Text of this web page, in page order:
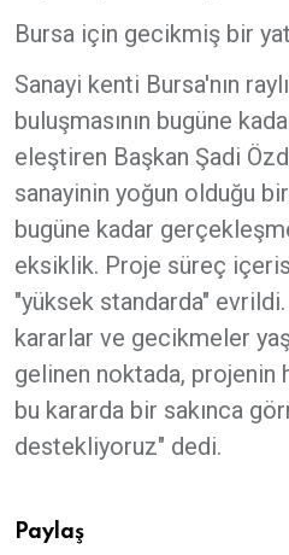
Bursa için gecikmiş bir
Sanayi kenti Bursa'nın
buluşmasının bugüne
eleştiren Başkan Şadi
sanayinin yoğun olduğu
bugüne kadar
eksiklik. Proje süreç
"yüksek standarda"
kararlar ve gecikmeler
gelinen noktada, projenin
bu kararda bir sakınca
destekliyoruz" dedi.
Paylaş